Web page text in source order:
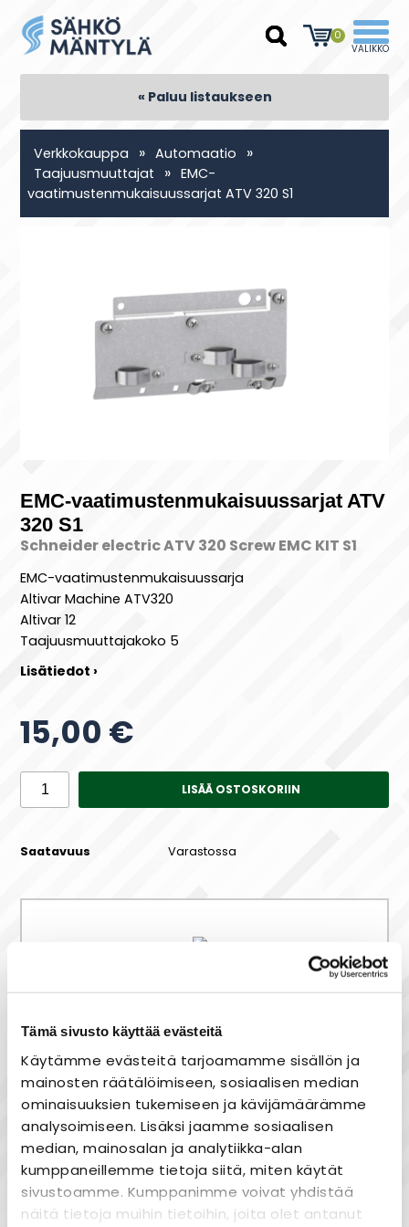
Tämä sivusto käyttää evästeitä
Käytämme evästeitä tarjoamamme sisällön ja
mainosten räätälöimiseen, sosiaalisen median
ominaisuuksien tukemiseen ja kävijämäärämme
analysoimiseen. Lisäksi jaamme sosiaalisen
median, mainosalan ja analytiikka-alan
kumppaneillemme tietoja siitä, miten käytät
sivustoamme. Kumppanimme voivat yhdistää
näitä tietoja muihin tietoihin, joita olet antanut
0
« Paluu listaukseen
Verkkokauppa » Automaatio »
Taajuusmuuttajat » EMC-
vaatimustenmukaisuussarjat ATV 320 S1
EMC-vaatimustenmukaisuussarjat ATV
320 S1
Schneider electric ATV 320 Screw EMC KIT S1
EMC-vaatimustenmukaisuussarja
Altivar Machine ATV320
Altivar 12
Taajuusmuuttajakoko 5
Lisätiedot ›
15,00 €
LISÄÄ OSTOSKORIIN
Saatavuus Varastossa
Nopea toimitus
Heti varastosta
Joustavat maksutavat
Tuotekuvaus